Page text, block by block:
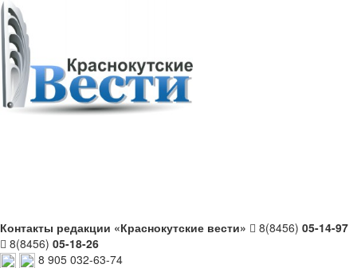
Контакты редакции «Краснокутские вести» 8(8456) 05-14-97
8(8456) 05-18-26
8 905 032-63-74